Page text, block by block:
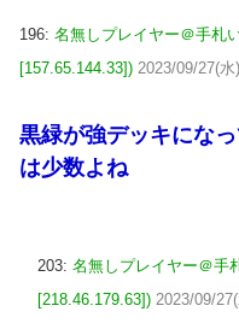
196: 名無しプレイヤー＠手札
[157.65.144.33]) 2023/09/27(
黒緑が強デッキにな
は少数よね
203: 名無しプレイヤー＠手
[218.46.179.63]) 2023/09/